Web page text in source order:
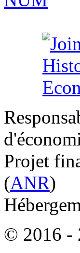
Projet
(ANR)
© 2016 -